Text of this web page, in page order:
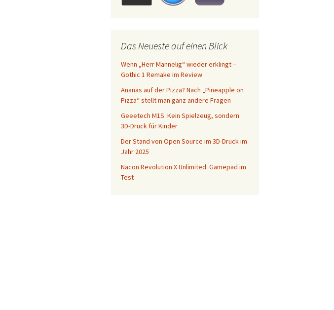
Das Neueste auf einen Blick
Wenn „Herr Mannelig“ wieder erklingt –
Gothic 1 Remake im Review
Ananas auf der Pizza? Nach „Pineapple on
Pizza“ stellt man ganz andere Fragen
Geeetech M1S: Kein Spielzeug, sondern
3D-Druck für Kinder
Der Stand von Open Source im 3D-Druck im
Jahr 2025
Nacon Revolution X Unlimited: Gamepad im
Test